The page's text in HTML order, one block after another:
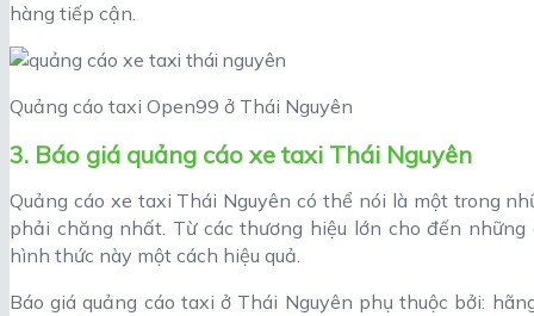
hàng tiếp cận.
Quảng cáo taxi Open99 ở Thái Nguyên
3. Báo giá quảng cáo xe taxi Thái Nguyên
Quảng cáo xe taxi Thái Nguyên có thể nói là một trong
phải chăng nhất. Từ các thương hiệu lớn cho đến
hình thức này một cách hiệu quả.
Báo giá quảng cáo taxi ở Thái Nguyên phụ thuộc bởi: